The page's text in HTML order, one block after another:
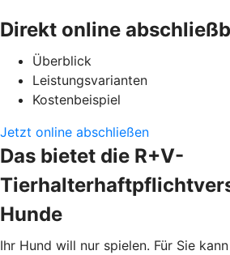
Direkt online
Überblick
Leistungsvarianten
Kostenbeispiel
Jetzt online abschließen
Das bietet die R+V-
Hunde
Ihr Hund will nur spielen. Für Sie